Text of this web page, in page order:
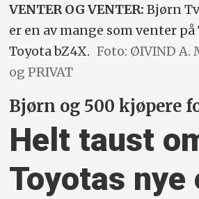
VENTER OG VENTER: Bjørn
er en av mange som venter
Toyota bZ4X. Foto: ØIVIND A.
og PRIVAT
Bjørn og 500 kjøpere
Helt taust
Toyotas nye